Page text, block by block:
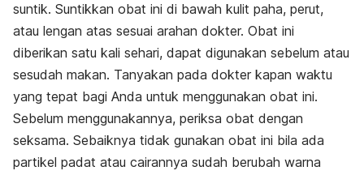
suntik. Suntikkan obat ini di bawah kulit paha, perut,
atau lengan atas sesuai arahan dokter. Obat ini
diberikan satu kali sehari, dapat digunakan sebelum atau
sesudah makan. Tanyakan pada dokter kapan waktu
yang tepat bagi Anda untuk menggunakan obat ini.
Sebelum menggunakannya, periksa obat dengan
seksama. Sebaiknya tidak gunakan obat ini bila ada
partikel padat atau cairannya sudah berubah warna